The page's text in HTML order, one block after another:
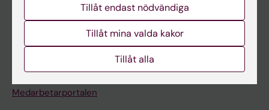
Kurs- och programwebbar
Medarbetare
Medarbetarportalen
Tillåt endast nödvändiga
Tillåt mina valda kakor
Tillåt alla